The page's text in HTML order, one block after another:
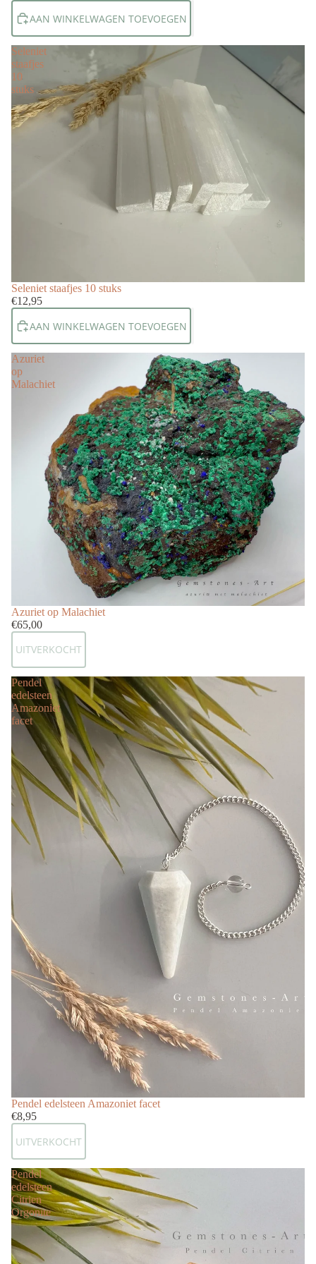
AAN WINKELWAGEN TOEVOEGEN
Seleniet
staafjes
10
stuks
Seleniet staafjes 10 stuks
€12,95
AAN WINKELWAGEN TOEVOEGEN
Azuriet
op
Malachiet
Uitverkocht
Azuriet op Malachiet
€65,00
UITVERKOCHT
Pendel
edelsteen
Amazoniet
facet
Uitverkocht
Pendel edelsteen Amazoniet facet
€8,95
UITVERKOCHT
Pendel
edelsteen
Citrien
Orgonite